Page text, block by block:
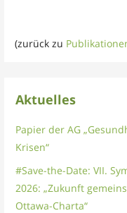
(zurück zu
Aktuelles
Papier der AG
Krisen“
#Save-the-Date: VII.
2026: „Zukunft
Ottawa-Charta“